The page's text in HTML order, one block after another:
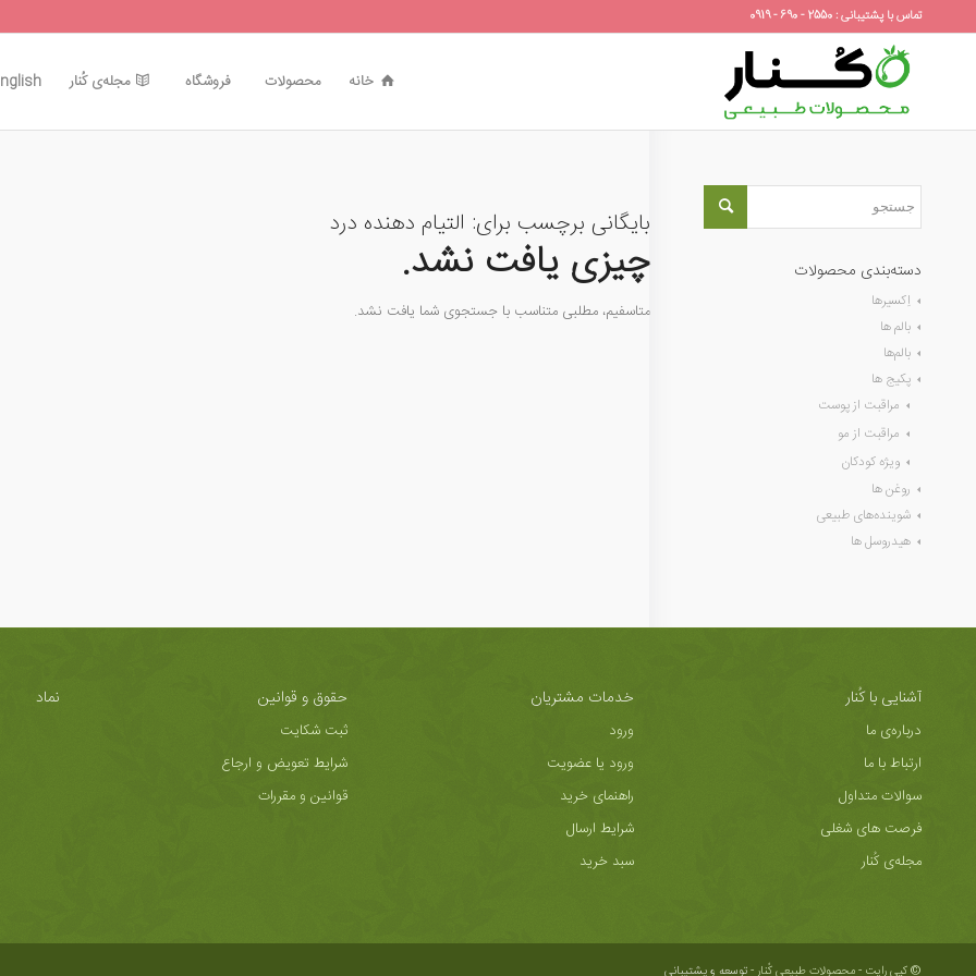
تماس با پشتیبانی : 2550 - 690 - 0919
خانه محصولات فروشگاه مجله‌ی کُنار
بایگانی برچسب برای: التیام دهنده درد
چیزی یافت نشد.
متاسفیم، مطلبی متناسب با جستجوی شما یافت نشد.
دسته‌بندی محصولات
اِکسیرها
بالم ها
بالم‌ها
پکیج ها
مراقبت از پوست
مراقبت از مو
ویژه کودکان
روغن ها
شوینده‌های طبیعی
هیدروسل ها
آشنایی با کُنار
درباره‌ی ما
ارتباط با ما
سوالات متداول
فرصت های شغلی
مجله‌ی کُنار
خدمات مشتریان
ورود
ورود یا عضویت
راهنمای خرید
شرایط ارسال
سبد خرید
حقوق و قوانین
ثبت شکایت
شرایط تعویض و ارجاع
قوانین و مقررات
نماد
© کپی رایت - محصولات طبیعی کُنار -توسعه و پشتیبانی